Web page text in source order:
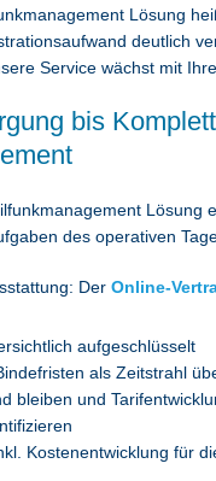
Lösung
deutlich
Service wächst mit
bis
Lösung
des operativen
Der Online-
aufgeschlüsselt
als Zeitstrahl
bleiben und
Kostenentwicklung für